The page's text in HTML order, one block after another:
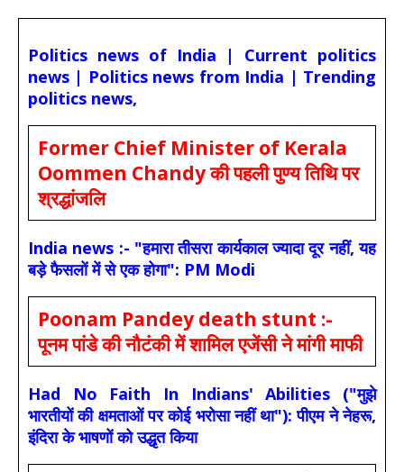
Politics news of India | Current politics
news | Politics news from India | Trending
politics news,
Former Chief Minister of Kerala
Oommen Chandy की पहली पुण्य तिथि पर
श्रद्धांजलि
India news :- "हमारा तीसरा कार्यकाल ज्यादा दूर नहीं, यह
बड़े फैसलों में से एक होगा": PM Modi
Poonam Pandey death stunt :-
पूनम पांडे की नौटंकी में शामिल एजेंसी ने मांगी माफी
Had No Faith In Indians' Abilities ("मुझे
भारतीयों की क्षमताओं पर कोई भरोसा नहीं था"): पीएम ने नेहरू,
इंदिरा के भाषणों को उद्धृत किया